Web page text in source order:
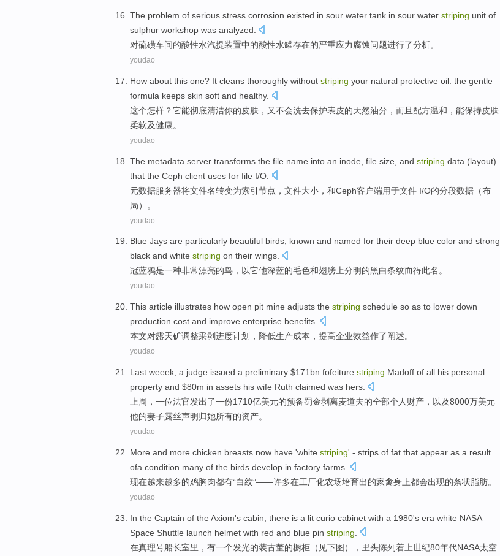
The problem of serious stress corrosion existed in sour water tank in sour water striping unit of
sulphur workshop was analyzed
对硫磺车间的酸性水汽提装置中的酸性水罐存在的严重应力腐蚀问题进行了分析。
youdao
How about this one? It cleans thoroughly without striping your natural protective oil. the gentle
formula keeps skin soft and healthy.
这个怎样 ？它能彻底清洁你的皮肤 ，又不会洗去保护表皮的天然油分 ，而且 配方温和 ， 能保持皮肤
柔软及健康。
youdao
The metadata server transforms the file name into an inode file size and striping data (layout)
that the Ceph client uses for file I/O.
元数据服务器将文件名转变为索引节点， 文件大小 ， 和Ceph客户端用于文件 I/O的分段数据 （布
局）。
youdao
Blue Jays are particularly beautiful birds, known and named for their deep blue color and strong
black and white striping on their wings.
冠蓝鸦是一种非常漂亮的鸟 ，以它他深蓝的毛色和翅膀上分明的黑白条纹而得此名。
youdao
This article illustrates how open pit mine adjusts the striping schedule so as to lower down
production cost and improve enterprise benefits
本文对露天矿调整采剥进度计划 ， 降低生产成本 ， 提高企业效益作了阐述。
youdao
Last weeek a judge issued a preliminary $171bn fofeiture striping Madoff of all his personal
property and $80m in assets his wife Ruth claimed was hers
上周 ， 一位法官发出了一份1710亿美元的预备罚金剥离麦道夫的全部个人 财产 ， 以及8000万美元
他的妻子露丝声明归她所有的资产。
youdao
More and more chicken breasts now have 'white striping' - strips of fat that appear as a result
ofa condition many of the birds develop in factory farms
现在越来越多的鸡胸肉都有“白纹”——许多在工厂化农场培育出的家禽身上都会出现的条状脂肪。
youdao
In the Captain of the Axiom's cabin, there is a lit curio cabinet with a 1980's era white NASA
Space Shuttle launch helmet with red and blue pin striping
在真理号船长室里， 有一个发光的装古董的橱柜 （见下图），里头陈列着上世纪80年代NASA太空